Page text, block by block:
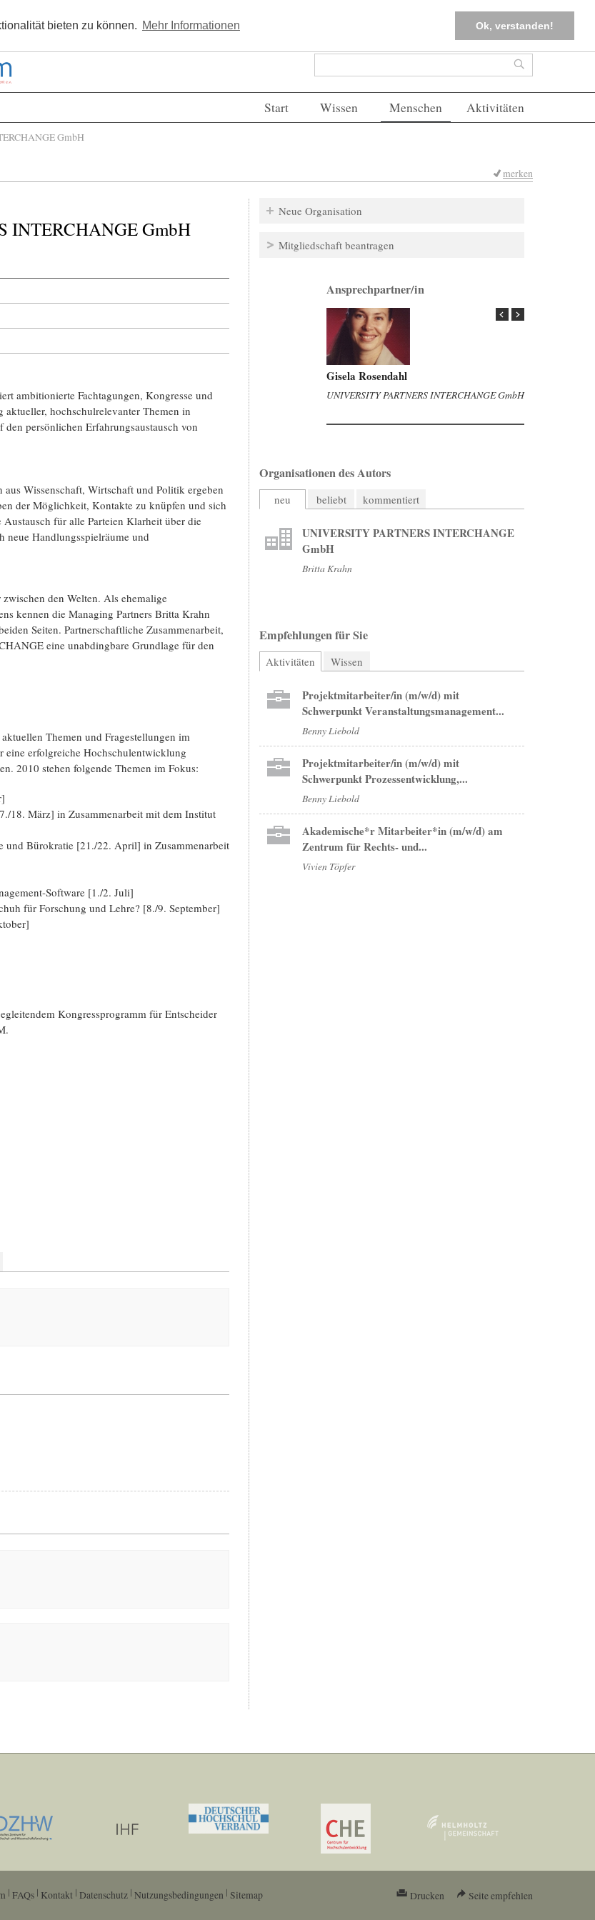
bieten zu können. Mehr Informationen Ok, verstanden!
Kostenlos registrieren FAQs Einloggen
Suchformular Suche
Start Wissen Menschen Aktivitäten
GmbH
merken
INTERCHANGE GmbH
ambitionierte Fachtagungen, Kongresse und
aktueller, hochschulrelevanter Themen in
persönlichen Erfahrungsaustausch von
Wissenschaft, Wirtschaft und Politik ergeben
der Möglichkeit, Kontakte zu knüpfen und sich
für alle Parteien Klarheit über die
neue Handlungsspielräume und
den Welten. Als ehemalige
kennen die Managing Partners Britta Krahn
Seiten. Partnerschaftliche Zusammenarbeit,
eine unabdingbare Grundlage für den
Themen und Fragestellungen im
eine erfolgreiche Hochschulentwicklung
2010 stehen folgende Themen im Fokus:
18. März] in Zusammenarbeit mit dem Institut
und Bürokratie [21./22. April] in Zusammenarbeit
Software [1./2. Juli]
für Forschung und Lehre? [8./9. September]
Kongressprogramm für Entscheider
Neue Organisation
Mitgliedschaft beantragen
Ansprechpartner/in
Gisela Rosendahl
UNIVERSITY PARTNERS INTERCHANGE GmbH
Organisationen des Autors
neu beliebt kommentiert
UNIVERSITY PARTNERS INTERCHANGE
GmbH
Britta Krahn
Empfehlungen für Sie
Aktivitäten (aktiver Reiter)
Wissen
Projektmitarbeiter/in (m/w/d) mit
Schwerpunkt Veranstaltungsmanagement...
Benny Liebold
Projektmitarbeiter/in (m/w/d) mit
Schwerpunkt Prozessentwicklung,...
Benny Liebold
Akademische*r Mitarbeiter*in (m/w/d) am
Zentrum für Rechts- und...
Vivien Töpfer
FAQs Kontakt Datenschutz Nutzungsbedingungen Sitemap Drucken Seite empfehlen